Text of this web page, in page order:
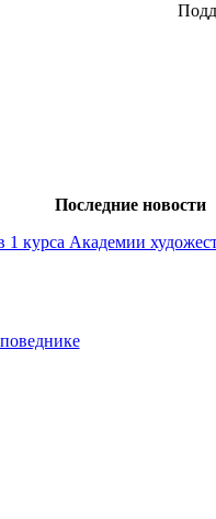
Последние новости
1 курса Академии